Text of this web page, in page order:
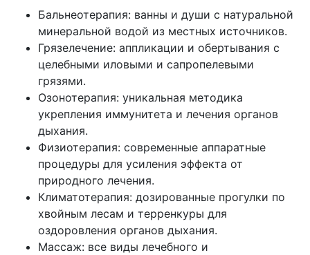
Бальнеотерапия: ванны и души с натуральной
минеральной водой из местных источников.
Грязелечение: аппликации и обертывания с
целебными иловыми и сапропелевыми
грязями.
Озонотерапия: уникальная методика
укрепления иммунитета и лечения органов
дыхания.
Физиотерапия: современные аппаратные
процедуры для усиления эффекта от
природного лечения.
Климатотерапия: дозированные прогулки по
хвойным лесам и терренкуры для
оздоровления органов дыхания.
Массаж: все виды лечебного и